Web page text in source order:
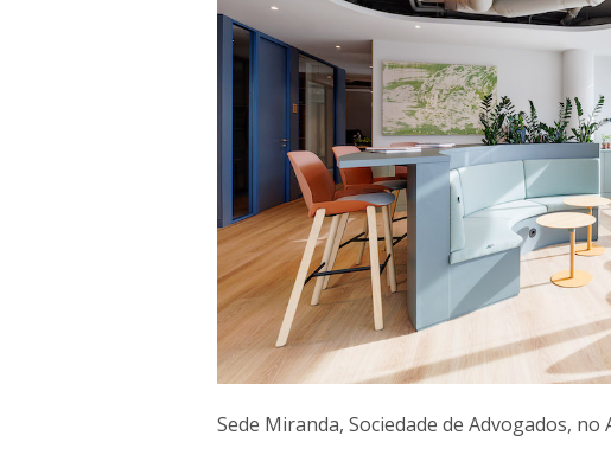
Sede Miranda, Sociedade de Advogados, no